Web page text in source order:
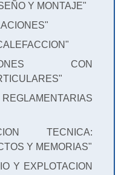
Y MONTAJE"
CON
TECNICA:
Y MEMORIAS"
Y EXPLOTACION